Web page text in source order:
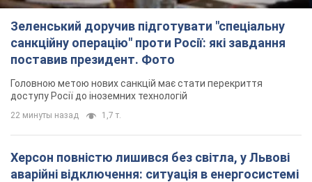
Зеленський доручив підготувати "спеціальну
санкційну операцію" проти Росії: які завдання
поставив президент. Фото
Головною метою нових санкцій має стати перекриття
доступу Росії до іноземних технологій
22 минуты назад 1,7 т.
Херсон повністю лишився без світла, у Львові
аварійні відключення: ситуація в енергосистемі